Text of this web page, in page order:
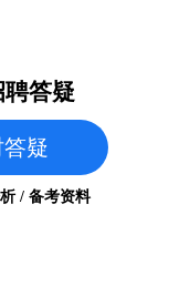
聘答疑
疑
/ 备考资料